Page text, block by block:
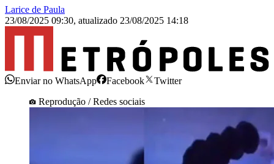
Larice de Paula
23/08/2025 09:30, atualizado 23/08/2025 14:18
Enviar no WhatsApp Facebook
Twitter
Reprodução / Redes sociais